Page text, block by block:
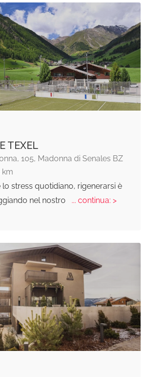
TEXEL
105, Madonna di Senales BZ
km
stress quotidiano, rigenerarsi è
nel nostro
... continua: >